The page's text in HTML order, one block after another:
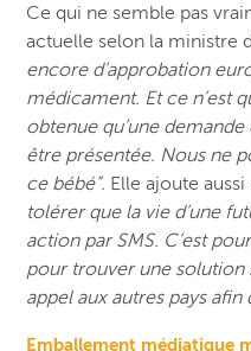
Ce qui ne semble pas
actuelle selon la ministre
encore d’approbation
médicament. Et ce n’est
obtenue qu’une
être présentée. Nous ne
ce bébé”. Elle ajoute aussi
tolérer que la vie d’une
action par SMS. C’est
pour trouver une solution
appel aux autres pays afin
Emballement médiatique